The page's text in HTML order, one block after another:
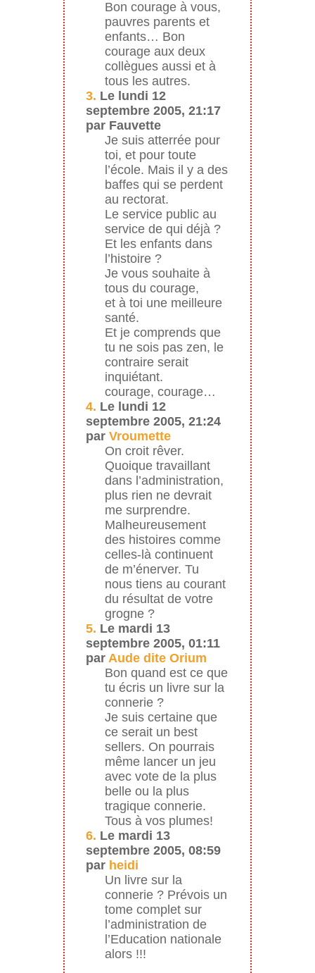
Bon courage à vous,
pauvres parents et
enfants… Bon
courage aux deux
collègues aussi et à
tous les autres.
3. Le lundi 12
septembre 2005, 21:17
par Fauvette
Je suis atterrée pour
toi, et pour toute
l’école. Mais il y a des
baffes qui se perdent
au rectorat.
Le service public au
service de qui déjà ?
Et les enfants dans
l’histoire ?
Je vous souhaite à
tous du courage,
et à toi une meilleure
santé.
Et je comprends que
tu ne sois pas zen, le
contraire serait
inquiétant.
courage, courage…
4. Le lundi 12
septembre 2005, 21:24
par Vroumette
On croit rêver.
Quoique travaillant
dans l’administration,
plus rien ne devrait
me surprendre.
Malheureusement
des histoires comme
celles-là continuent
de m’énerver. Tu
nous tiens au courant
du résultat de votre
grogne ?
5. Le mardi 13
septembre 2005, 01:11
par Aude dite Orium
Bon quand est ce que
tu écris un livre sur la
connerie ?
Je suis certaine que
ce serait un best
sellers. On pourrais
même lancer un jeu
avec vote de la plus
belle ou la plus
tragique connerie.
Tous à vos plumes!
6. Le mardi 13
septembre 2005, 08:59
par heidi
Un livre sur la
connerie ? Prévois un
tome complet sur
l’administration de
l’Education nationale
alors !!!